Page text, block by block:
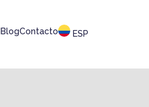
BlogContacto ESP